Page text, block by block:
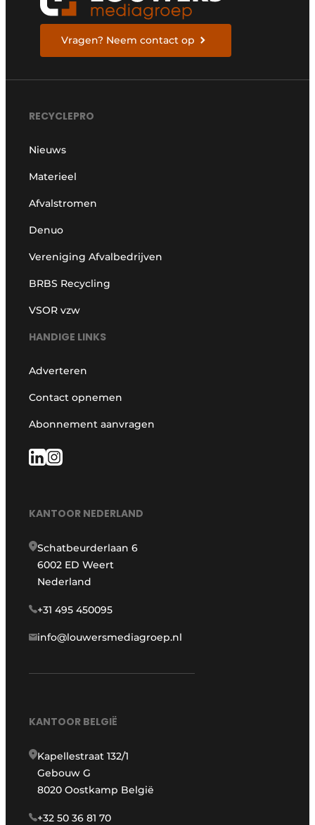
Vragen? Neem contact op
RECYCLEPRO
Nieuws
Materieel
Afvalstromen
Denuo
Vereniging Afvalbedrijven
BRBS Recycling
VSOR vzw
HANDIGE LINKS
Adverteren
Contact opnemen
Abonnement aanvragen
KANTOOR NEDERLAND
Schatbeurderlaan 6
6002 ED Weert
Nederland
+31 495 450095
info@louwersmediagroep.nl
KANTOOR BELGIË
Kapellestraat 132/1
Gebouw G
8020 Oostkamp België
+32 50 36 81 70